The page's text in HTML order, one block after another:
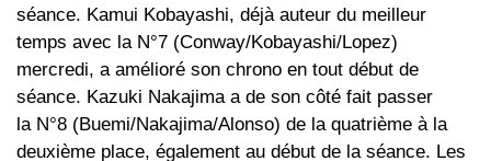
séance. Kamui Kobayashi, déjà auteur du meilleur
temps avec la N°7 (Conway/Kobayashi/Lopez)
mercredi, a amélioré son chrono en tout début de
séance. Kazuki Nakajima a de son côté fait passer
la N°8 (Buemi/Nakajima/Alonso) de la quatrième à la
deuxième place, également au début de la séance. Les